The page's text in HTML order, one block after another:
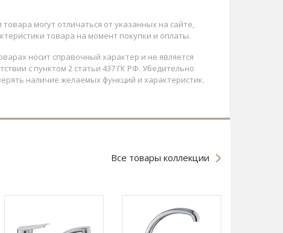
могут отличаться от указанных на сайте,
товара на момент покупки и оплаты.
носит справочный характер и не является
с пунктом 2 статьи 437 ГК РФ. Убедительно
наличие желаемых функций и характеристик.
Все товары коллекции